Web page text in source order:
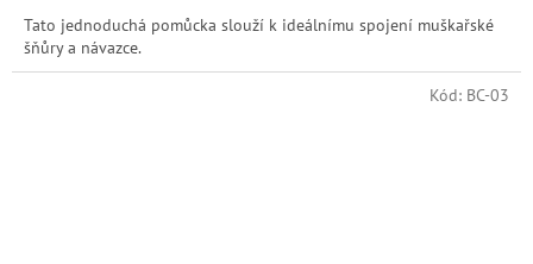
Tato jednoduchá pomůcka slouží k ideálnímu spojení muškařské
šňůry a návazce.
Kód: BC-03